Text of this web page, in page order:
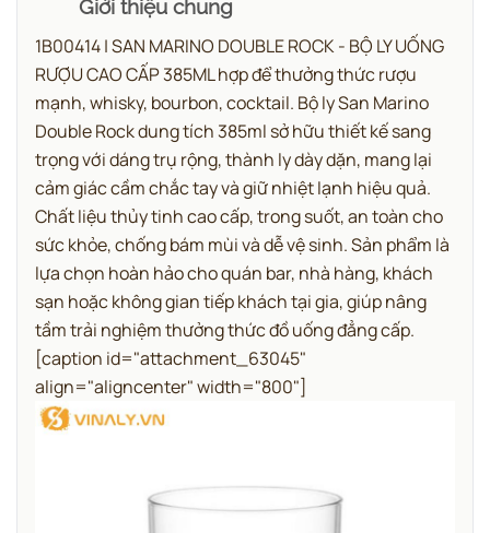
Giới thiệu chung
1B00414 | SAN MARINO DOUBLE ROCK - BỘ LY UỐNG
RƯỢU CAO CẤP 385ML hợp để thưởng thức rượu
mạnh, whisky, bourbon, cocktail. Bộ ly San Marino
Double Rock dung tích 385ml sở hữu thiết kế sang
trọng với dáng trụ rộng, thành ly dày dặn, mang lại
cảm giác cầm chắc tay và giữ nhiệt lạnh hiệu quả.
Chất liệu thủy tinh cao cấp, trong suốt, an toàn cho
sức khỏe, chống bám mùi và dễ vệ sinh.Sản phẩm là
lựa chọn hoàn hảo cho quán bar, nhà hàng, khách
sạn hoặc không gian tiếp khách tại gia, giúp nâng
tầm trải nghiệm thưởng thức đồ uống đẳng cấp.
[caption id="attachment_63045"
align="aligncenter" width="800"]